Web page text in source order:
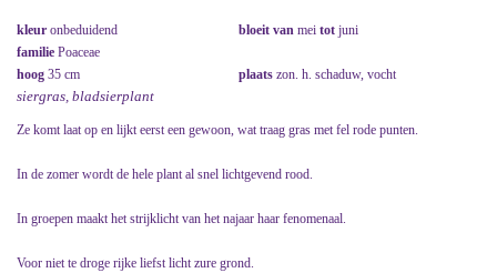
kleur onbeduidend bloeit van mei tot juni
familie Poaceae
hoog 35 cm plaats zon. h. schaduw, vocht
siergras, bladsierplant
Ze komt laat op en lijkt eerst een gewoon, wat traag gras met fel rode punten.
In de zomer wordt de hele plant al snel lichtgevend rood.
In groepen maakt het strijklicht van het najaar haar fenomenaal.
Voor niet te droge rijke liefst licht zure grond.